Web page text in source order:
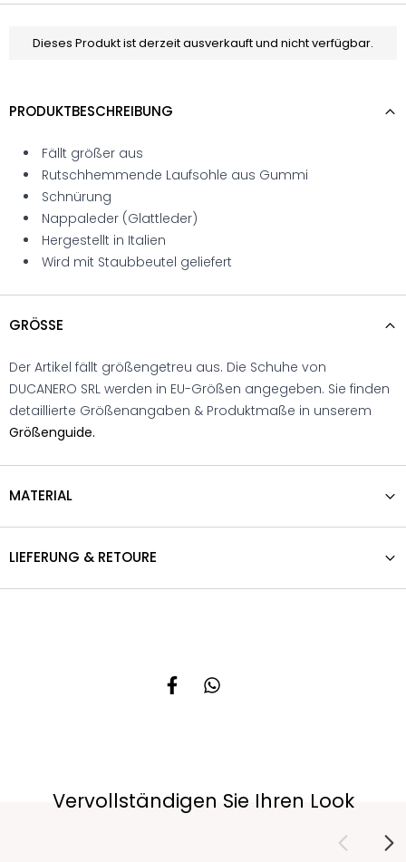
Dieses Produkt ist derzeit ausverkauft und nicht verfügbar.
PRODUKTBESCHREIBUNG
Fällt größer aus
Rutschhemmende Laufsohle aus Gummi
Schnürung
Nappaleder (Glattleder)
Hergestellt in Italien
Wird mit Staubbeutel geliefert
GRÖSSE
Der Artikel fällt größengetreu aus. Die Schuhe von
DUCANERO SRL werden in EU-Größen angegeben. Sie finden
detaillierte Größenangaben & Produktmaße in unserem
Größenguide.
MATERIAL
LIEFERUNG & RETOURE
Vervollständigen Sie Ihren Look